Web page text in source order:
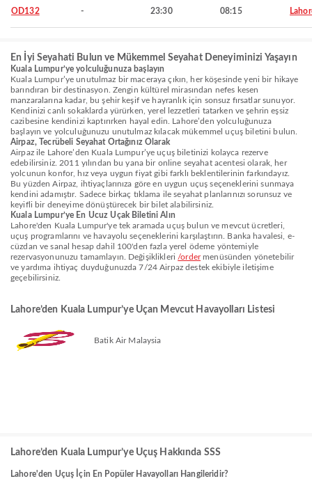
OD132 - 23:30 08:15
En İyi Seyahati Bulun ve Mükemmel Seyahat Deneyiminizi Yaşayın
Kuala Lumpur’ye yolculuğunuza başlayın
Kuala Lumpur’ye unutulmaz bir maceraya çıkın, her köşesinde yeni bir hikaye
barındıran bir destinasyon. Zengin kültürel mirasından nefes kesen
manzaralarına kadar, bu şehir keşif ve hayranlık için sonsuz fırsatlar sunuyor.
Kendinizi canlı sokaklarda yürürken, yerel lezzetleri tatarken ve şehrin eşsiz
cazibesine kendinizi kaptırırken hayal edin. Lahore’den yolculuğunuza
başlayın ve yolculuğunuzu unutulmaz kılacak mükemmel uçuş biletini bulun.
Airpaz, Tecrübeli Seyahat Ortağınız Olarak
Airpaz ile Lahore’den Kuala Lumpur’ye uçuş biletinizi kolayca rezerve
edebilirsiniz. 2011 yılından bu yana bir online seyahat acentesi olarak, her
yolcunun konfor, hız veya uygun fiyat gibi farklı beklentilerinin farkındayız.
Bu yüzden Airpaz, ihtiyaçlarınıza göre en uygun uçuş seçeneklerini sunmaya
kendini adamıştır. Sadece birkaç tıklama ile seyahat planlarınızı sorunsuz ve
keyifli bir deneyime dönüştürecek bir bilet alabilirsiniz.
Kuala Lumpur’ye En Ucuz Uçak Biletini Alın
Lahore'den Kuala Lumpur'ye tek aramada uçuş bulun ve mevcut ücretleri,
uçuş programlarını ve havayolu seçeneklerini karşılaştırın. Banka havalesi, e-
cüzdan ve sanal hesap dahil 100'den fazla yerel ödeme yöntemiyle
rezervasyonunuzu tamamlayın. Değişiklikleri /ordermenüsünden yönetebilir
ve yardıma ihtiyaç duyduğunuzda 7/24 Airpaz destek ekibiyle iletişime
geçebilirsiniz.
Lahore’den Kuala Lumpur’ye Uçan Mevcut Havayolları Listesi
Batik Air Malaysia
Lahore’den Kuala Lumpur’ye Uçuş Hakkında SSS
Lahore'den Uçuş İçin En Popüler Havayolları Hangileridir?